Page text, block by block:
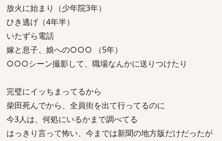
放火に始まり（少年院3年）
ひき逃げ（4年半）
いたずら電話
嫁と息子、娘への○○○ （5年）
○○○シーン撮影して、職場なんかに送りつけたり
完璧にイッちまってるから
柴田死んでから、全員街を出て行ってるのに
今3人は、何処にいるかまで調べてる
はっきり言って怖い、今までは新聞の地方版だけだったが